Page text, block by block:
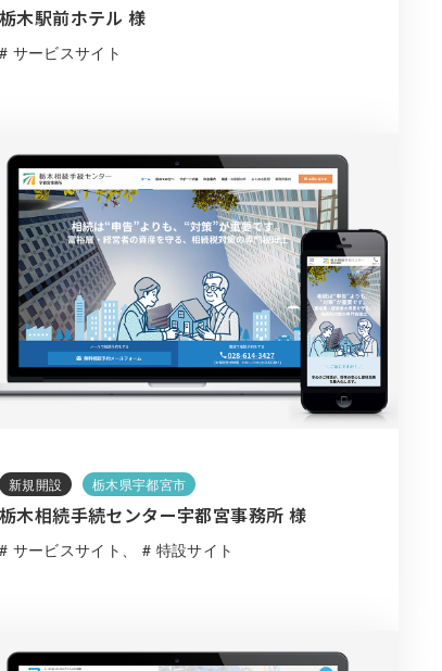
栃木駅前ホテル 様
# サービスサイト
新規開設 栃木県宇都宮市
栃木相続手続センター宇都宮事務所 様
# サービスサイト # 特設サイト